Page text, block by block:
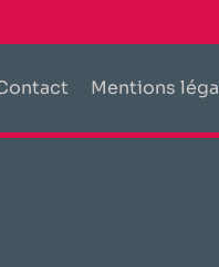
Mentions